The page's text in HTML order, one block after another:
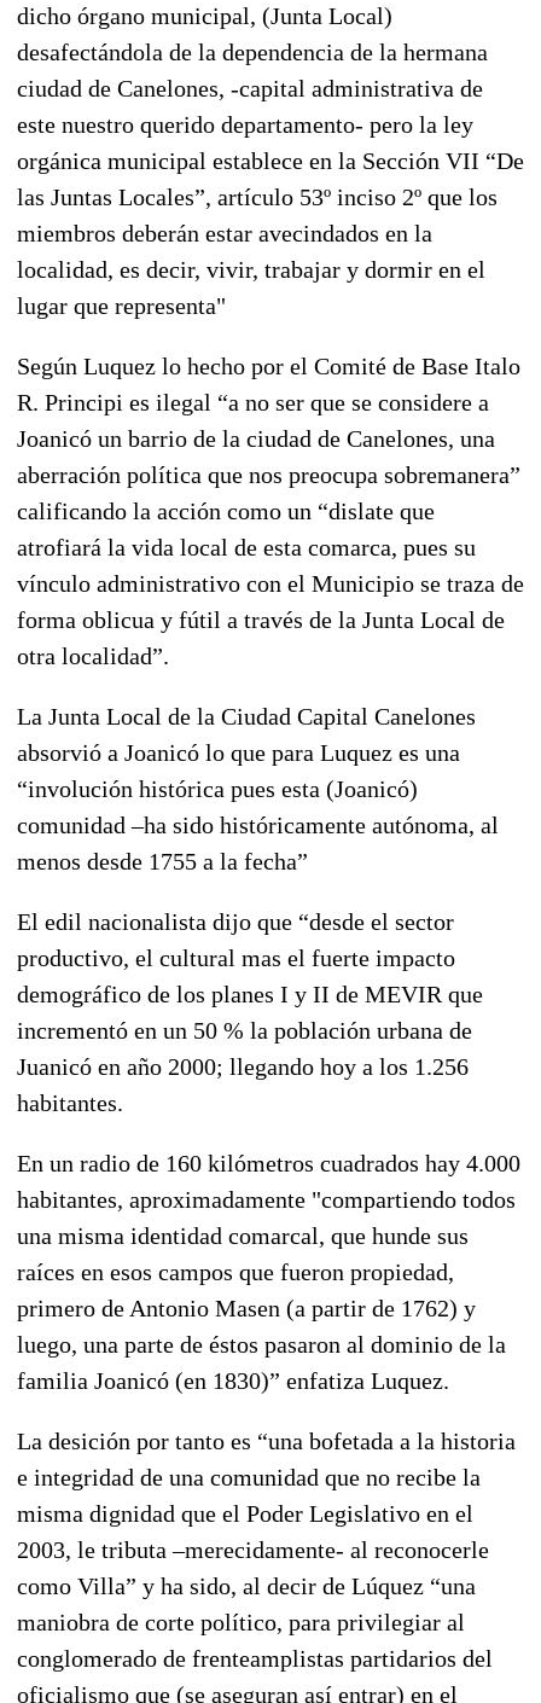
dicho órgano municipal, (Junta Local)
desafectándola de la dependencia de la hermana
ciudad de Canelones, -capital administrativa de
este nuestro querido departamento- pero la ley
orgánica municipal establece en la Sección VII “De
las Juntas Locales”, artículo 53º inciso 2º que los
miembros deberán estar avecindados en la
localidad, es decir, vivir, trabajar y dormir en el
lugar que representa"
Según Luquez lo hecho por el Comité de Base Italo
R. Principi es ilegal “a no ser que se considere a
Joanicó un barrio de la ciudad de Canelones, una
aberración política que nos preocupa sobremanera”
calificando la acción como un “dislate que
atrofiará la vida local de esta comarca, pues su
vínculo administrativo con el Municipio se traza de
forma oblicua y fútil a través de la Junta Local de
otra localidad”.
La Junta Local de la Ciudad Capital Canelones
absorvió a Joanicó lo que para Luquez es una
“involución histórica pues esta (Joanicó)
comunidad –ha sido históricamente autónoma, al
menos desde 1755 a la fecha”
El edil nacionalista dijo que “desde el sector
productivo, el cultural mas el fuerte impacto
demográfico de los planes I y II de MEVIR que
incrementó en un 50 % la población urbana de
Juanicó en año 2000; llegando hoy a los 1.256
habitantes.
En un radio de 160 kilómetros cuadrados hay 4.000
habitantes, aproximadamente "compartiendo todos
una misma identidad comarcal, que hunde sus
raíces en esos campos que fueron propiedad,
primero de Antonio Masen (a partir de 1762) y
luego, una parte de éstos pasaron al dominio de la
familia Joanicó (en 1830)” enfatiza Luquez.
La desición por tanto es “una bofetada a la historia
e integridad de una comunidad que no recibe la
misma dignidad que el Poder Legislativo en el
2003, le tributa –merecidamente- al reconocerle
como Villa” y ha sido, al decir de Lúquez “una
maniobra de corte político, para privilegiar al
conglomerado de frenteamplistas partidarios del
oficialismo que (se aseguran así entrar) en el